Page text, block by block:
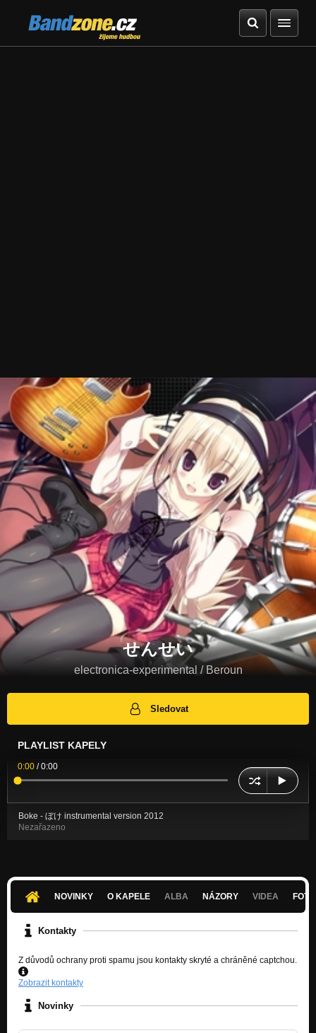
Bandzone.cz
žijeme hudbou
せんせい
electronica-experimental / Beroun
Sledovat
PLAYLIST KAPELY
0:00 /0:00
Boke - ぼけ instrumental version 2012
Nezařazeno
NOVINKY O KAPELE ALBA NÁZORY VIDEA
Kontakty
Z důvodů ochrany proti spamu jsou kontakty skryté a chráněné captchou.
Zobrazit kontakty
Novinky